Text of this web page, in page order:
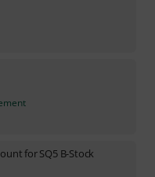
for SQ5 B-Stock